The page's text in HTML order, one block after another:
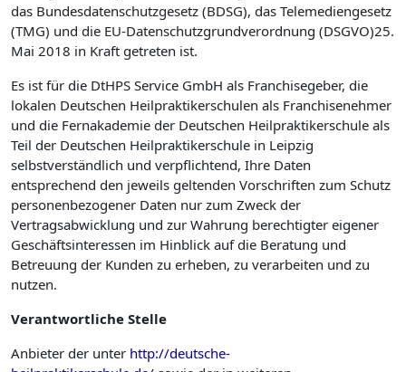
das Bundesdatenschutzgesetz (BDSG), das Telemediengesetz
(TMG) und die EU-Datenschutzgrundverordnung (DSGVO)25.
Mai 2018 in Kraft getreten ist.
Es ist für die DtHPS Service GmbH als Franchisegeber, die
lokalen Deutschen Heilpraktikerschulen als Franchise­nehmer
und die Fernakademie der Deutschen Heilpraktikerschule als
Teil der Deutschen Heilpraktikerschule in Leipzig
selbstverständlich und verpflichtend, Ihre Daten
entsprechend den jeweils geltenden Vorschriften zum Schutz
personenbezogener Daten nur zum Zweck der
Vertragsabwicklung und zur Wahrung berechtigter eigener
Geschäftsinteressen im Hinblick auf die Beratung und
Betreuung der Kunden zu erheben, zu verarbeiten und zu
nutzen.
Verantwortliche Stelle
Anbieter der unter http://deutsche-